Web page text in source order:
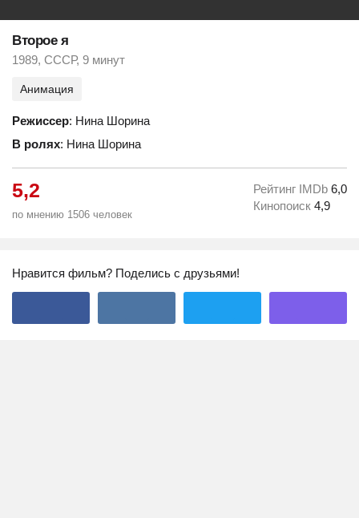
Второе я
1989, СССР, 9 минут
Анимация
Режиссер: Нина Шорина
В ролях: Нина Шорина
5,2
по мнению 1506 человек
Рейтинг IMDb 6,0
Кинопоиск 4,9
Нравится фильм? Поделись с друзьями!